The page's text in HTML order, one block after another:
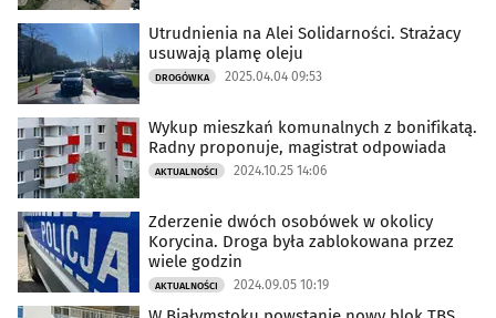
Utrudnienia na Alei Solidarności. Strażacy
usuwają plamę oleju
DROGÓWKA 2025.04.04 09:53
Wykup mieszkań komunalnych z bonifikatą.
Radny proponuje, magistrat odpowiada
AKTUALNOŚCI 2024.10.25 14:06
Zderzenie dwóch osobówek w okolicy
Korycina. Droga była zablokowana przez
wiele godzin
AKTUALNOŚCI 2024.09.05 10:19